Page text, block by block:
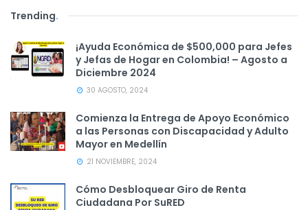
Trending.
¡Ayuda Económica de $500,000 para Jefes
y Jefas de Hogar en Colombia! – Agosto a
Diciembre 2024
30 AGOSTO, 2024
Comienza la Entrega de Apoyo Económico
a las Personas con Discapacidad y Adulto
Mayor en Medellín
21 NOVIEMBRE, 2024
Cómo Desbloquear Giro de Renta
Ciudadana Por SuRED